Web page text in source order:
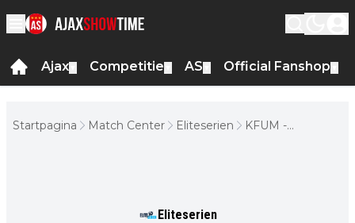
Ajax Competitie AS Official Fanshop
Startpagina Match Center Eliteserien
KFUM -
Eliteserien